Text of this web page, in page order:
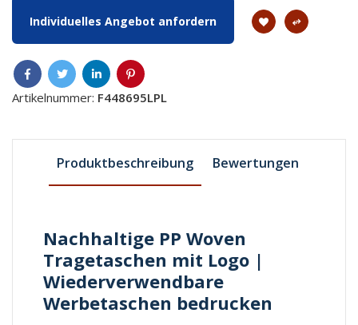
Individuelles Angebot anfordern
Artikelnummer: F448695LPL
Produktbeschreibung Bewertungen
Nachhaltige PP Woven
Tragetaschen mit Logo |
Wiederverwendbare
Werbetaschen bedrucken